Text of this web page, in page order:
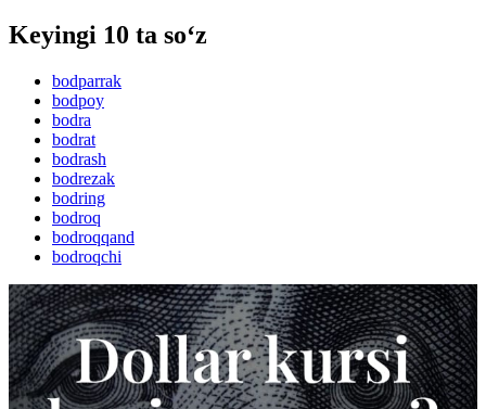
Keyingi 10 ta so‘z
bodparrak
bodpoy
bodra
bodrat
bodrash
bodrezak
bodring
bodroq
bodroqqand
bodroqchi